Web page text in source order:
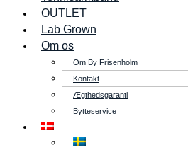
OUTLET
Lab Grown
Om os
Om By Frisenholm
Kontakt
Ægthedsgaranti
Bytteservice